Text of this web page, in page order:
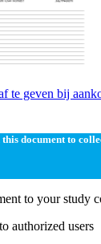
geven bij
this document to
to your study
authorized users